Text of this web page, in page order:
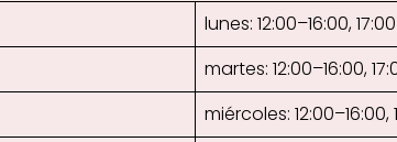
lunes: 12:00–16:00,
martes: 12:00–16:00,
miércoles: 12:00–16:00,